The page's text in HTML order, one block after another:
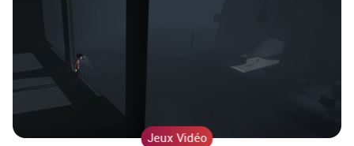
Jeux Vidéo